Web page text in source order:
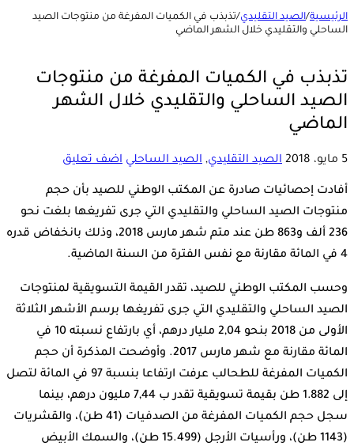
الرئيسية/الصيد التقليدي/تذبذب في الكميات المفرغة من منتوجات الصيد
الساحلي والتقليدي خلال الشهر الماضي
تذبذب في الكميات المفرغة من منتوجات
الصيد الساحلي والتقليدي خلال الشهر
الماضي
5 مايو، 2018 الصيد التقليدي, الصيد الساحلي اضف تعليق
أفادت إحصائيات صادرة عن المكتب الوطني للصيد بأن حجم
منتوجات الصيد الساحلي والتقليدي التي جرى تفريغها بلغت نحو
236 ألف و863 طن عند متم شهر مارس 2018، وذلك بانخفاض قدره
4 في المائة مقارنة مع نفس الفترة من السنة الماضية.
وحسب المكتب الوطني للصيد، تقدر القيمة التسويقية لمنتوجات
الصيد الساحلي والتقليدي التي جرى تفريغها برسم الأشهر الثلاثة
الأولى من 2018 بنحو 2,04 مليار درهم، أي بارتفاع نسبته 10 في
المائة مقارنة مع شهر مارس 2017. وأوضحت المذكرة أن حجم
الكميات المفرغة للطحالب عرفت ارتفاعا بنسبة 97 في المائة لتصل
إلى 1.882 طن بقيمة تسويقية تقدر ب 7,44 مليون درهم، بينما
سجل حجم الكميات المفرغة من الصدفيات (41 طن)، والقشريات
(1143 طن)، ورأسيات الأرجل (15.499 طن)، والسمك الأبيض